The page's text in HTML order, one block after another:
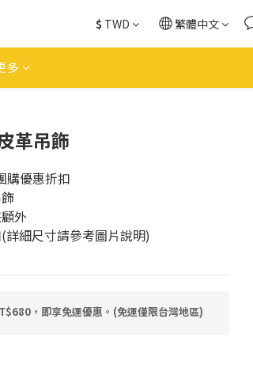
$ TWD 繁體中文
多
革吊飾
購優惠折扣
外
詳細尺寸請參考圖片說明)
，即享免運優惠。(免運僅限台灣地區)